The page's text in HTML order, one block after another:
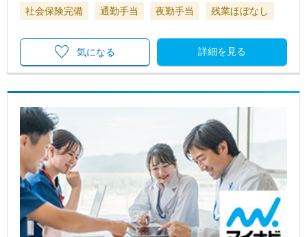
社会保険完備 通勤手当 夜勤手当 残業ほぼなし
詳細を見る
気になる